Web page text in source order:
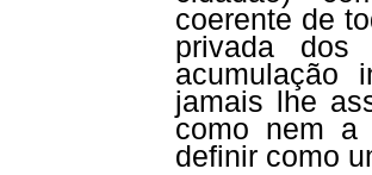
coerente de
privada
acumulação
jamais lhe
como nem a
definir como